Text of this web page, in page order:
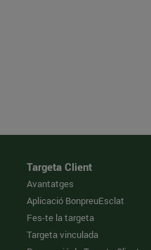
Targeta Client
Avantatges
Aplicació BonpreuEsclat
Fes-te la targeta
Targeta vinculada